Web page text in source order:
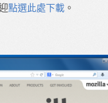
點選此處下載 。